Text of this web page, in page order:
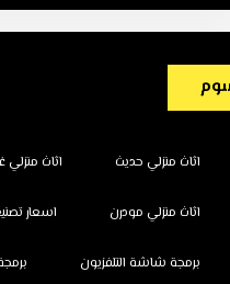
اثاث منزلي حديث اثاث
اثاث منزلي مودرن اسعار
برمجة شاشة التلفزيون